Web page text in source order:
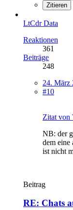
Zitieren
LtCdr Data
Reaktionen
361
Beiträge
248
24. März
#10
Zitat von
NB: der
dem eine
ist nicht
Beitrag
RE: Chats